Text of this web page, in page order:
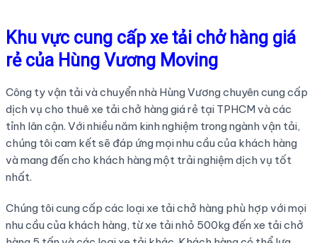
Khu vực cung cấp xe tải chở hàng giá
rẻ của Hùng Vương Moving
Công ty vận tải và chuyển nhà Hùng Vương chuyên cung cấp
dịch vụ cho thuê xe tải chở hàng giá rẻ tại TPHCM và các
tỉnh lân cận. Với nhiều năm kinh nghiệm trong ngành vận tải,
chúng tôi cam kết sẽ đáp ứng mọi nhu cầu của khách hàng
và mang đến cho khách hàng một trải nghiệm dịch vụ tốt
nhất.
Chúng tôi cung cấp các loại xe tải chở hàng phù hợp với mọi
nhu cầu của khách hàng, từ xe tải nhỏ 500kg đến xe tải chở